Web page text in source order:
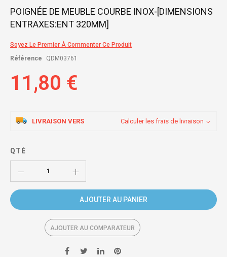
Skip
the
of
images
POIGNÉE DE MEUBLE COURBE INOX-[DIMENSIONS
ENTRAXES:ENT 320MM]
Soyez Le Premier À Commenter Ce Produit
Référence
QDM03761
11,80 €
LIVRAISON VERS Calculer les frais de livraison
QTÉ
AJOUTER AU PANIER
AJOUTER AU COMPARATEUR